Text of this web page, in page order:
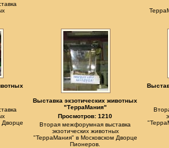
Дворце
Выставка экзотических животных
"ТерраМания"
Просмотров: 1210
Вторая межфорумная выставка
экзотических животных
"ТерраМания" в Московском Дворце
Пионеров.